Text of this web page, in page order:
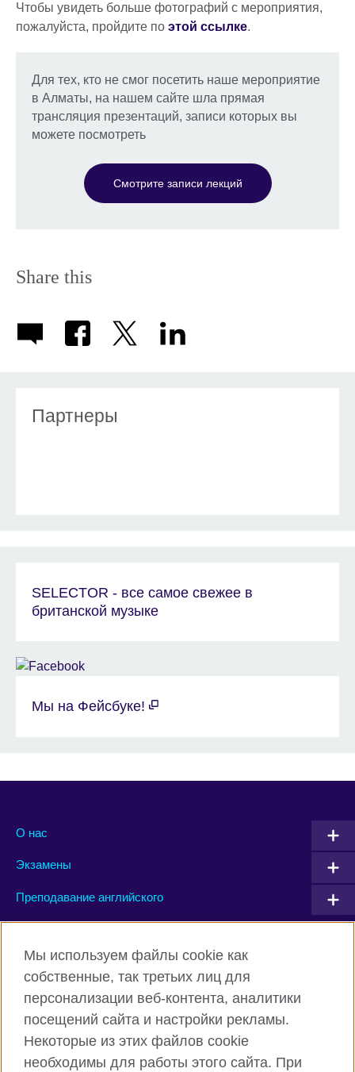
Чтобы увидеть больше фотографий с мероприятия,
пожалуйста, пройдите по этой ссылке.
Для тех, кто не смог посетить наше мероприятие
в Алматы, на нашем сайте шла прямая
трансляция презентаций, записи которых вы
можете посмотреть
Смотрите записи лекций
Share this
Партнеры
SELECTOR - все самое свежее в
британской музыке
Мы на Фейсбуке!
О нас
Экзамены
Преподавание английского
Facebook Twitter
Instagram YouTube
Мы используем файлы cookie как
собственные, так третьих лиц для
персонализации веб-контента, аналитики
посещений сайта и настройки рекламы.
Некоторые из этих файлов cookie
необходимы для работы этого сайта. При